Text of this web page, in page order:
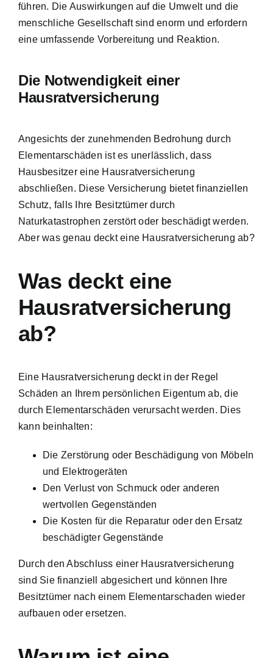
führen. Die Auswirkungen auf die Umwelt und die
menschliche Gesellschaft sind enorm und erfordern
eine umfassende Vorbereitung und Reaktion.
Die Notwendigkeit einer
Hausratversicherung
Angesichts der zunehmenden Bedrohung durch
Elementarschäden ist es unerlässlich, dass
Hausbesitzer eine Hausratversicherung
abschließen. Diese Versicherung bietet finanziellen
Schutz, falls Ihre Besitztümer durch
Naturkatastrophen zerstört oder beschädigt werden.
Aber was genau deckt eine Hausratversicherung ab?
Was deckt eine
Hausratversicherung
ab?
Eine Hausratversicherung deckt in der Regel
Schäden an Ihrem persönlichen Eigentum ab, die
durch Elementarschäden verursacht werden. Dies
kann beinhalten:
Die Zerstörung oder Beschädigung von Möbeln
und Elektrogeräten
Den Verlust von Schmuck oder anderen
wertvollen Gegenständen
Die Kosten für die Reparatur oder den Ersatz
beschädigter Gegenstände
Durch den Abschluss einer Hausratversicherung
sind Sie finanziell abgesichert und können Ihre
Besitztümer nach einem Elementarschaden wieder
aufbauen oder ersetzen.